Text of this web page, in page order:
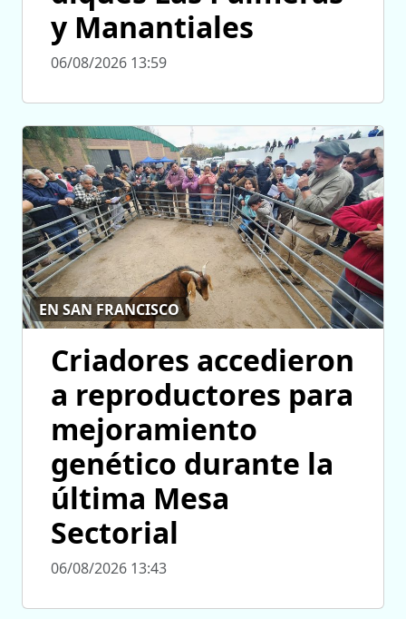
y Manantiales
06/08/2026 13:59
EN SAN FRANCISCO
Criadores accedieron
a reproductores para
mejoramiento
genético durante la
última Mesa
Sectorial
06/08/2026 13:43